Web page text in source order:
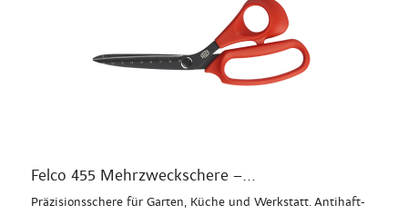
Felco 455 Mehrzweckschere –...
Präzisionsschere für Garten, Küche und Werkstatt. Antihaft-